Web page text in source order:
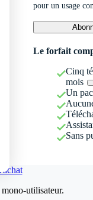
pour un usage
Le forfait
Cinq
mois
Un
Sans
utilisateur.